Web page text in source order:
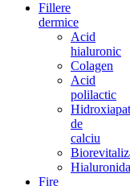
Fillere
dermice
Acid
hialuronic
Colagen
Acid
polilactic
de
calciu
Fire